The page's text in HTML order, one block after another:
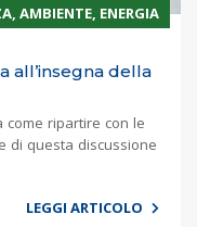
AMBIENTE, ENERGIA
all’insegna della
come ripartire con le
di questa discussione
LEGGI ARTICOLO